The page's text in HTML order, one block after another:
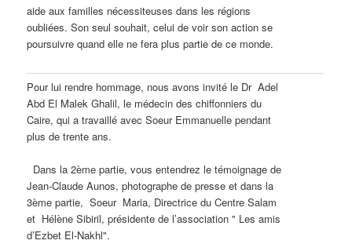
aide aux familles nécessiteuses dans les régions
oubliées. Son seul souhait, celui de voir son action se
poursuivre quand elle ne fera plus partie de ce monde.
Pour lui rendre hommage, nous avons invité le Dr Adel
Abd El Malek Ghalil, le médecin des chiffonniers du
Caire, qui a travaillé avec Soeur Emmanuelle pendant
plus de trente ans.
Dans la 2ème partie, vous entendrez le témoignage de
Jean-Claude Aunos, photographe de presse et dans la
3ème partie, Soeur Maria, Directrice du Centre Salam
et Hélène Sibiril, présidente de l’association " Les amis
d’Ezbet El-Nakhl".